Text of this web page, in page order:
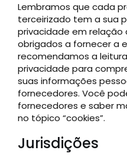
Lembramos que cada
terceirizado tem a sua
privacidade em relação
obrigados a fornecer a
recomendamos a
privacidade para
suas informações
fornecedores. Você
fornecedores e saber
no tópico “cookies”.
Jurisdições